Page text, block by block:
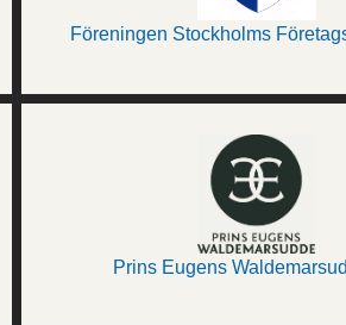
Föreningen Stockholms
Prins Eugens